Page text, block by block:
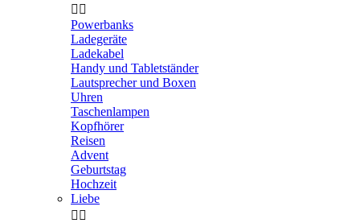
 
Powerbanks
Ladegeräte
Ladekabel
Handy und Tabletständer
Lautsprecher und Boxen
Uhren
Taschenlampen
Kopfhörer
Reisen
Advent
Geburtstag
Hochzeit
Liebe
 